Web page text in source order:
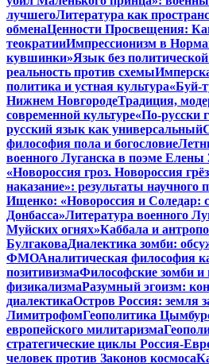
лучшегоЛитература как
обменаЦенности Просвещения:
теократииИмпрессионизм в
кувшинки»Язык без
реальность против схемы
политика и устная культура«Буй-
Нижнем НовгородеТрадиция,
современной культуре«По-русски
русский язык как универсальный
философия пола и богословие
военного Луганска в поэме Елены
«Новороссия гроз. Новороссия
наказание»: результаты научного
Ищенко: «Новороссия и Соледар:
Донбасса»Литература военного
Муйских огнях»Каббала и
БулгаковаДиалектика зомби:
ФМОАналитическая философия
позитивизмаФилософские зомби и
физикализмаРазумный эгоизм:
диалектикаОстров Россия: земля
ЛимитрофомГеополитика
европейского милитаризма
стратегические циклы Россия-
человек против Законов космоса